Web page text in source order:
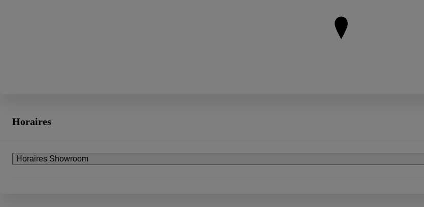
Horaires
Horaires Showroom